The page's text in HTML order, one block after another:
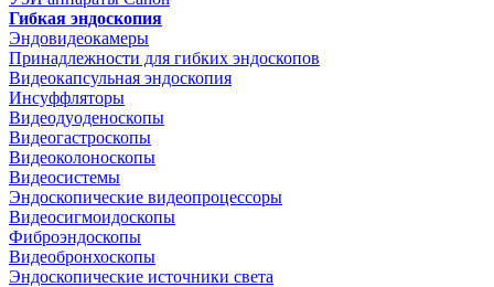
Гибкая эндоскопия
Эндовидеокамеры
Принадлежности для гибких эндоскопов
Видеокапсульная эндоскопия
Инсуффляторы
Видеодуоденоскопы
Видеогастроскопы
Видеоколоноскопы
Видеосистемы
Эндоскопические видеопроцессоры
Видеосигмоидоскопы
Фиброэндоскопы
Видеобронхоскопы
Эндоскопические источники света